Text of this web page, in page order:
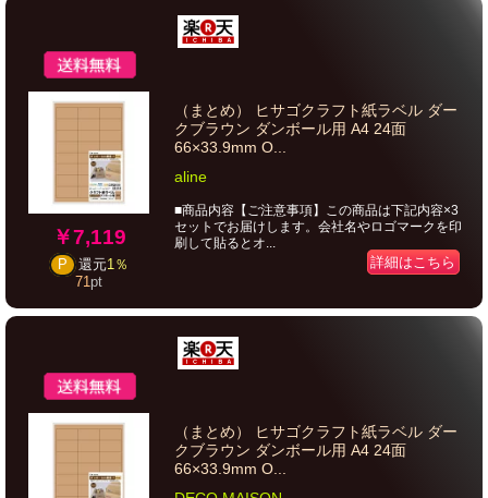
￥7,119
P 還元1％
71pt
（まとめ） ヒサゴクラフト紙ラベル ダー
クブラウン ダンボール用 A4 24面
66×33.9mm O...
aline
■商品内容【ご注意事項】この商品は下記内容×3
セットでお届けします。会社名やロゴマークを印
刷して貼るとオ...
詳細はこちら
（まとめ） ヒサゴクラフト紙ラベル ダー
クブラウン ダンボール用 A4 24面
66×33.9mm O...